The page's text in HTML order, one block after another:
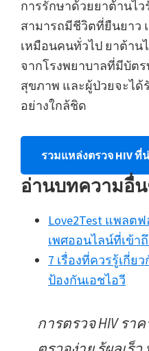
การรักษาด้วยยาต้านไว
สามารถมีชีวิตที่ยืนยาว
เหมือนคนทั่วไป ยาต้าน
จากโรงพยาบาลที่มีบัต
สุขภาพ และผู้ป่วยจะไ
อย่างใกล้ชิด
รวมแหล่งตรวจ HIV ที่
อ่านบทความอื่
Love2Test แพลต
เพศออนไลน์ที่เข้า
7 เรื่องที่ควรรู้เกี่ย
ป้องกันเอชไอวี
การตรวจ HIV ร